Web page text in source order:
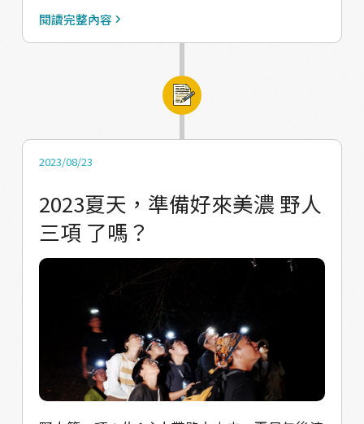
運到清洗區的過程，池中優雅地左右舞動野蓮
載到清洗區，他們熟練的捆捆帶下車斗，先剪
蓮，再俐落拉起、左右搖擺甩去多餘水份，最
許與夥伴的穿著和現場的步調有所衝突，在這
裡我們有了「臺北人」的代號，而訪談過程
中，也從中體會到我們之間的距離。 我們看著
野蓮在水中漂流，想著有阻力的狀況下如何俐
落帶動它們清潔，這中間有多少我們無法感受
的具象形容他們跨越國界，來到美濃的「慣
習」。 他們說：「臺灣人都不喜歡泡在水裡，
所以我們來做這份工作」、「 清洗野蓮的痠
痛、拉傷，我們都習慣了」 野蓮牽絆著誰與
閱讀完整內容
2023/08/23
2023夏天，準備好來美濃 野人
三項 了嗎？